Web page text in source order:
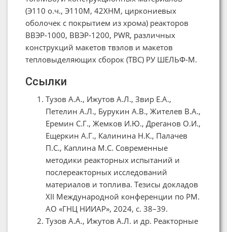
(Э110 о.ч., Э110М, 42ХНМ, циркониевых
оболочек с покрытием из хрома) реакторов
ВВЭР-1000, ВВЭР-1200, PWR, различных
конструкций макетов твэлов и макетов
тепловыделяющих сборок (ТВС) РУ ШЕЛЬФ-М.
Ссылки
Тузов А.А., Ижутов А.Л., Звир Е.А.,
Петелин А.Л., Бурукин А.В., Жителев В.А.,
Еремин С.Г., Жемков И.Ю., Дреганов О.И.,
Ещеркин А.Г., Калинина Н.К., Палачев
П.С., Каплина М.С. Современные
методики реакторных испытаний и
послереакторных исследований
материалов и топлива. Тезисы докладов
XII Международной конференции по РМ.
АО «ГНЦ НИИАР», 2024, c. 38–39.
Тузов А.А., Ижутов А.Л. и др. Реакторные